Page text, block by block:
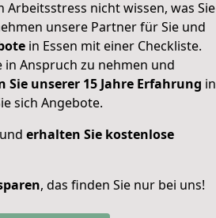
nicht wissen, was Sie
unsere Partner für Sie und
in Essen mit einer Checkliste.
in Anspruch zu nehmen und
Sie unserer 15 Jahre Erfahrung in
sich Angebote.
erhalten Sie kostenlose
, das finden Sie nur bei uns!